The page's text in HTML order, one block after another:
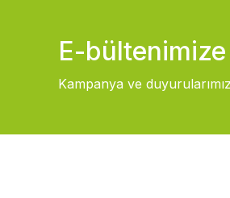
E-
Kampanya ve